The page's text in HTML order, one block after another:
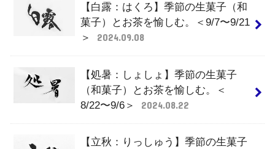
【白露：はくろ】季節の生菓子（和
菓子）とお茶を愉しむ。＜9/7〜9/21
＞
2024.09.08
【処暑：しょしょ】季節の生菓子
（和菓子）とお茶を愉しむ。＜
8/22〜9/6＞
2024.08.22
【立秋：りっしゅう】季節の生菓子